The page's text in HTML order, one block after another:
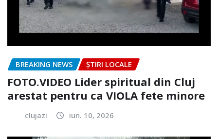
BREAKING NEWS ȘTIRI LOCALE
FOTO.VIDEO Lider spiritual din Cluj
arestat pentru ca VIOLA fete minore
clujazi iun. 10, 2026